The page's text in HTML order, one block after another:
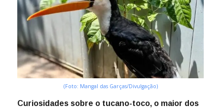
(Foto: Mangal das Garças/Divulgação)
Curiosidades sobre o tucano-toco, o maior dos